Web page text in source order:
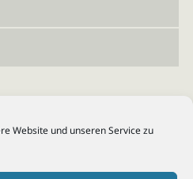
Website und unseren Service zu